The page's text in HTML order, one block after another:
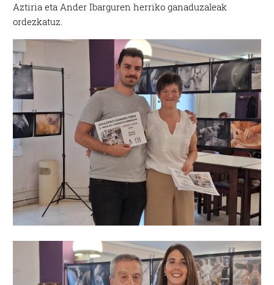
Aztiria eta Ander Ibarguren herriko ganaduzaleak
ordezkatuz.